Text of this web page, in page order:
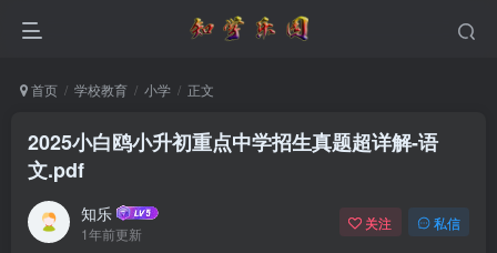
首页 学校教育 小学 正文
2025小白鸥小升初重点中学招生真题超详解-语
文.pdf
知乐
1年前更新
关注 私信